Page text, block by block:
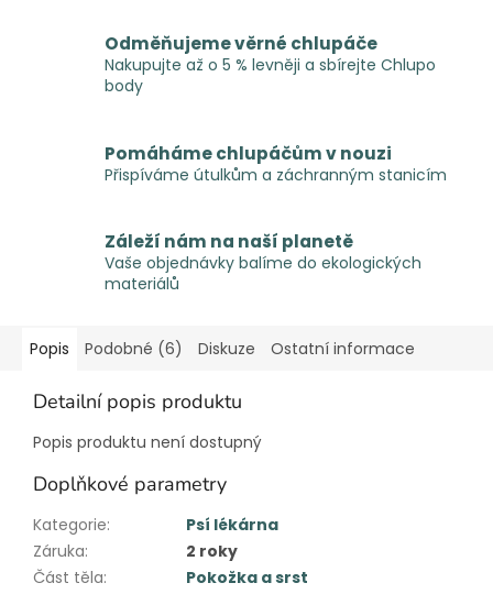
Odměňujeme věrné chlupáče
Nakupujte až o 5 % levněji a sbírejte Chlupo
body
Pomáháme chlupáčům v nouzi
Přispíváme útulkům a záchranným stanicím
Záleží nám na naší planetě
Vaše objednávky balíme do ekologických
materiálů
Popis Podobné (6) Diskuze Ostatní informace
Detailní popis produktu
Popis produktu není dostupný
Doplňkové parametry
Kategorie:
Psí lékárna
Záruka:
2 roky
Část těla:
Pokožka a srst